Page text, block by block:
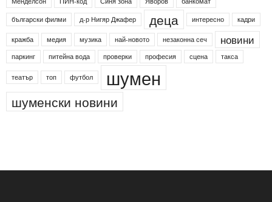
български филми
д-р Нигяр Джафер деца интересно кадри
кражба медия музика най-новото незаконна сеч новини
паркинг питейна вода проверки професия сцена такса
театър топ футбол шумен
шуменски новини